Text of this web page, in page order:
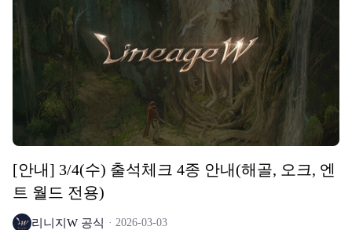
[안내] 3/4(수) 출석체크 4종 안내(해골, 오크, 엔
트 월드 전용)
리니지W 공식 2026-03-03